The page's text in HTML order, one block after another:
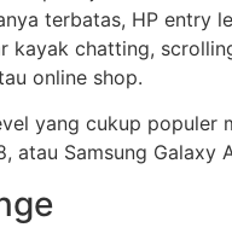
terbatas, HP entry
kayak chatting,
online shop.
yang cukup populer
atau Samsung Galaxy